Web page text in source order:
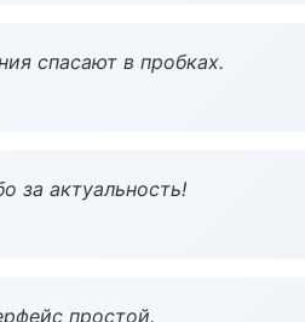
спасают в пробках.
за актуальность!
простой.